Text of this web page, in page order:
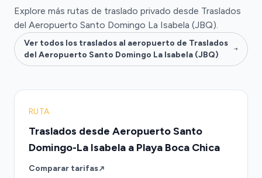
Explore más rutas de traslado privado desde Traslados
del Aeropuerto Santo Domingo La Isabela (JBQ).
Ver todos los traslados al aeropuerto de Traslados
del Aeropuerto Santo Domingo La Isabela (JBQ)
RUTA
Traslados desde Aeropuerto Santo
Domingo-La Isabela a Playa Boca Chica
Comparar tarifas